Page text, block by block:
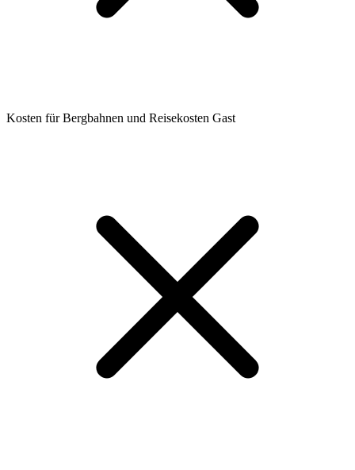
Kosten für Bergbahnen und Reisekosten Gast